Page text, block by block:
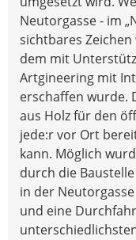
Neutorgasse - im
sichtbares
dem mit
Artgineering mit
erschaffen wurde.
aus Holz für den
jede:r vor Ort
kann. Möglich
durch die
in der
und eine